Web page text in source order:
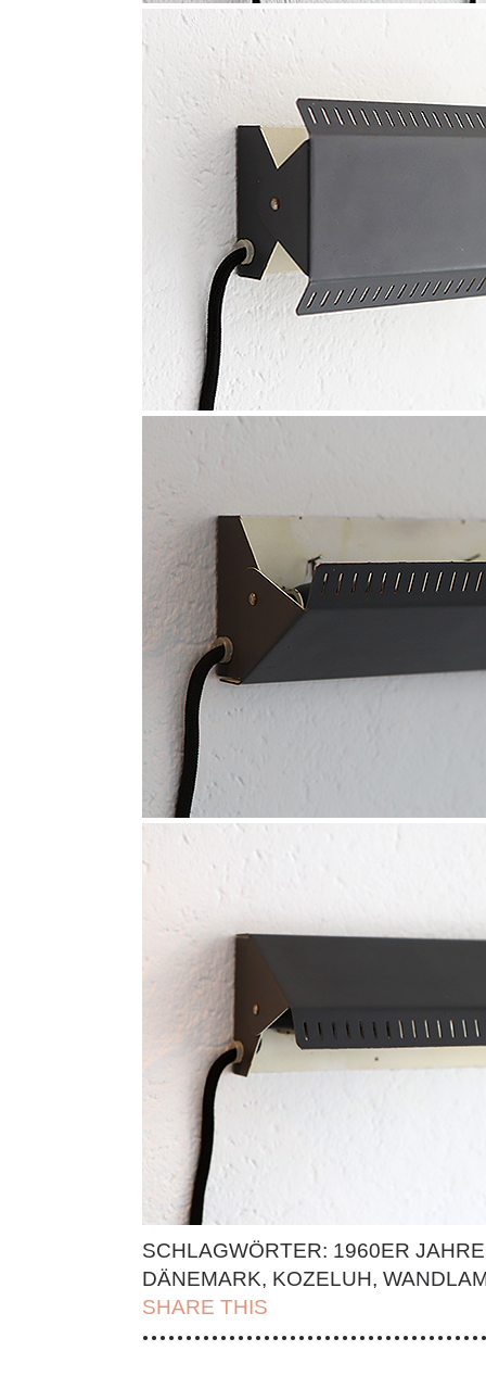
SCHLAGWÖRTER: 1960ER JAHRE
DÄNEMARK, KOZELUH,
SHARE THIS